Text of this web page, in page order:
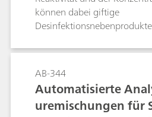
können dabei giftige
Trinkwasser ganz genau
Dieses Application Bulletin
Chlorkonzentration gemäss
Standardmethoden
7939-1, APHA 4500-Cl
AB-344
Automatisierte
uremischungen für